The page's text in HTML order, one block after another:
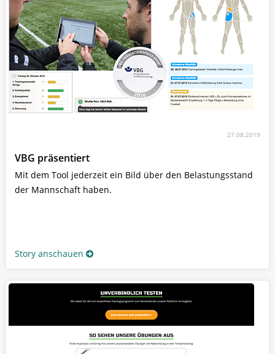
27.08.2019
VBG präsentiert
Mit dem Tool jederzeit ein Bild über den Belastungsstand
der Mannschaft haben.
Story anschauen